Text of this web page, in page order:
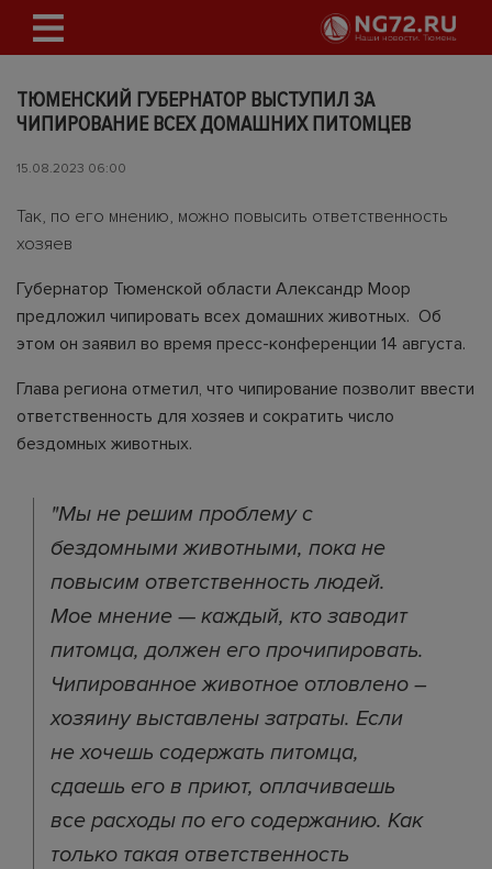
ТЮМЕНСКИЙ ГУБЕРНАТОР ВЫСТУПИЛ ЗА
ЧИПИРОВАНИЕ ВСЕХ ДОМАШНИХ ПИТОМЦЕВ
15.08.2023 06:00
Так, по его мнению, можно повысить ответственность
хозяев
Губернатор Тюменской области Александр Моор
предложил чипировать всех домашних животных. Об
этом он заявил во время пресс-конференции 14 августа.
Глава региона отметил, что чипирование позволит ввести
ответственность для хозяев и сократить число
бездомных животных.
"Мы не решим проблему с
бездомными животными, пока не
повысим ответственность людей.
Мое мнение — каждый, кто заводит
питомца, должен его прочипировать.
Чипированное животное отловлено –
хозяину выставлены затраты. Если
не хочешь содержать питомца,
сдаешь его в приют, оплачиваешь
все расходы по его содержанию. Как
только такая ответственность